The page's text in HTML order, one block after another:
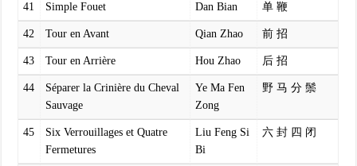
41 Simple Fouet Dan Bian 单 鞭
42 Tour en Avant Qian Zhao 前 招
43 Tour en Arrière Hou Zhao 后 招
44
Séparer la Crinière du Cheval
Sauvage
Ye Ma Fen
Zong
野 马 分 鬃
45
Six Verrouillages et Quatre
Fermetures
Liu Feng Si
Bi
六 封 四 闭